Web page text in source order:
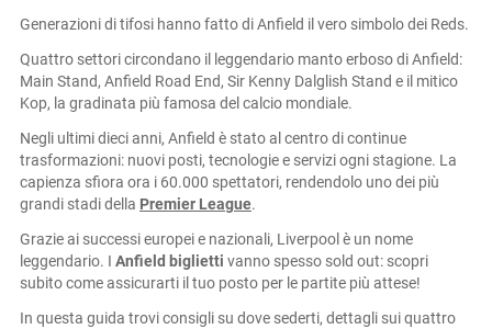
Generazioni di tifosi hanno fatto di Anfield il vero simbolo dei Reds.
Quattro settori circondano il leggendario manto erboso di Anfield:
Main Stand, Anfield Road End, Sir Kenny Dalglish Stand e il mitico
Kop, la gradinata più famosa del calcio mondiale.
Negli ultimi dieci anni, Anfield è stato al centro di continue
trasformazioni: nuovi posti, tecnologie e servizi ogni stagione. La
capienza sfiora ora i 60.000 spettatori, rendendolo uno dei più
grandi stadi della Premier League.
Grazie ai successi europei e nazionali, Liverpool è un nome
leggendario. I Anfield biglietti vanno spesso sold out: scopri
subito come assicurarti il tuo posto per le partite più attese!
In questa guida trovi consigli su dove sederti, dettagli sui quattro